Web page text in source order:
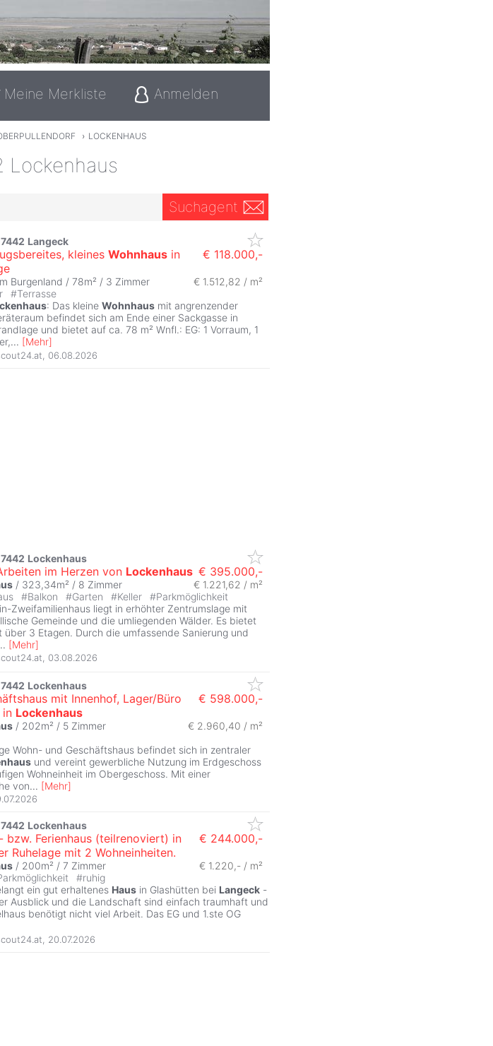
Meine Merkliste Anmelden
› LOCKENHAUS
Lockenhaus
Suchagent
7442 Langeck
kleines Wohnhaus in
€ 118.000,-
Burgenland / 78m² / 3 Zimmer
€ 1.512,82 / m²
#Terrasse
: Das kleine Wohnhaus mit angrenzender
befindet sich am Ende einer Sackgasse in
und bietet auf ca. 78 m² Wnfl.: EG: 1 Vorraum, 1
... [Mehr]
06.08.2026
7442 Lockenhaus
im Herzen von Lockenhaus € 395.000,-
/ 323,34m² / 8 Zimmer
€ 1.221,62 / m²
#Balkon #Garten #Keller #Parkmöglichkeit
Zweifamilienhaus liegt in erhöhter Zentrumslage mit
Gemeinde und die umliegenden Wälder. Es bietet
über 3 Etagen. Durch die umfassende Sanierung und
[Mehr]
, 03.08.2026
7442 Lockenhaus
mit Innenhof, Lager/Büro
in Lockenhaus
€ 598.000,-
/ 202m² / 5 Zimmer
€ 2.960,40 / m²
Wohn- und Geschäftshaus befindet sich in zentraler
und vereint gewerbliche Nutzung im Erdgeschoss
Wohneinheit im Obergeschoss. Mit einer
von... [Mehr]
7442 Lockenhaus
bzw. Ferienhaus (teilrenoviert) in
Ruhelage mit 2 Wohneinheiten.
€ 244.000,-
/ 200m² / 7 Zimmer
€ 1.220,- / m²
#ruhig
ein gut erhaltenes Haus in Glashütten bei Langeck -
Ausblick und die Landschaft sind einfach traumhaft und
benötigt nicht viel Arbeit. Das EG und 1.ste OG
20.07.2026